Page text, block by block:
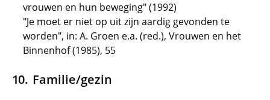
vrouwen en hun beweging" (1992)
"Je moet er niet op uit zijn aardig gevonden te
worden", in: A. Groen e.a. (red.), Vrouwen en het
Binnenhof (1985), 55
Familie/gezin